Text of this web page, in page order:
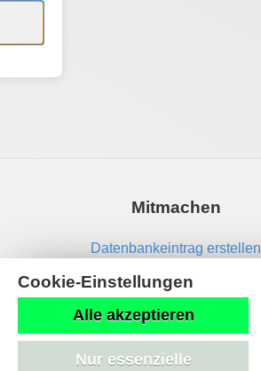
Mitmachen
Datenbankeintrag erstellen
Cookie-Einstellungen
Alle akzeptieren
Nur essenzielle